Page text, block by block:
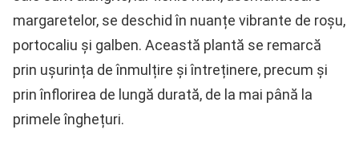
margaretelor, se deschid în nuanțe vibrante de roșu,
portocaliu și galben. Această plantă se remarcă
prin ușurința de înmulțire și întreținere, precum și
prin înflorirea de lungă durată, de la mai până la
primele înghețuri.